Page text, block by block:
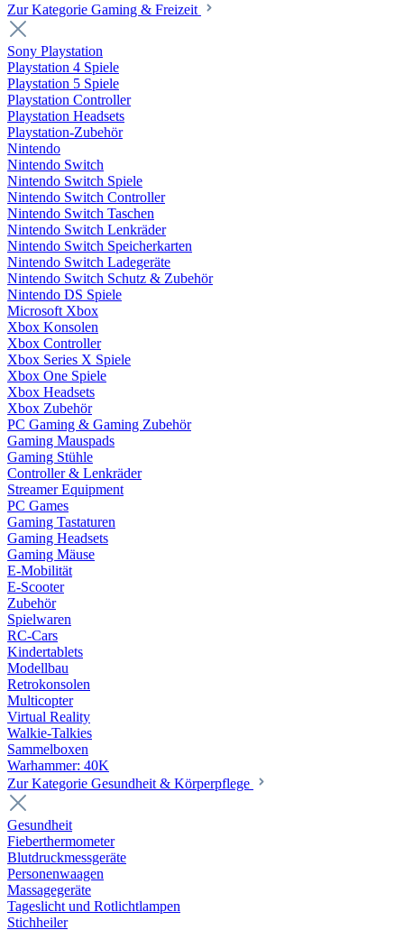
Zur Kategorie Gaming & Freizeit
Sony Playstation
Playstation 4 Spiele
Playstation 5 Spiele
Playstation Controller
Playstation Headsets
Playstation-Zubehör
Nintendo
Nintendo Switch
Nintendo Switch Spiele
Nintendo Switch Controller
Nintendo Switch Taschen
Nintendo Switch Lenkräder
Nintendo Switch Speicherkarten
Nintendo Switch Ladegeräte
Nintendo Switch Schutz & Zubehör
Nintendo DS Spiele
Microsoft Xbox
Xbox Konsolen
Xbox Controller
Xbox Series X Spiele
Xbox One Spiele
Xbox Headsets
Xbox Zubehör
PC Gaming & Gaming Zubehör
Gaming Mauspads
Gaming Stühle
Controller & Lenkräder
Streamer Equipment
PC Games
Gaming Tastaturen
Gaming Headsets
Gaming Mäuse
E-Mobilität
E-Scooter
Zubehör
Spielwaren
RC-Cars
Kindertablets
Modellbau
Retrokonsolen
Multicopter
Virtual Reality
Walkie-Talkies
Sammelboxen
Warhammer: 40K
Zur Kategorie Gesundheit & Körperpflege
Gesundheit
Fieberthermometer
Blutdruckmessgeräte
Personenwaagen
Massagegeräte
Tageslicht und Rotlichtlampen
Stichheiler